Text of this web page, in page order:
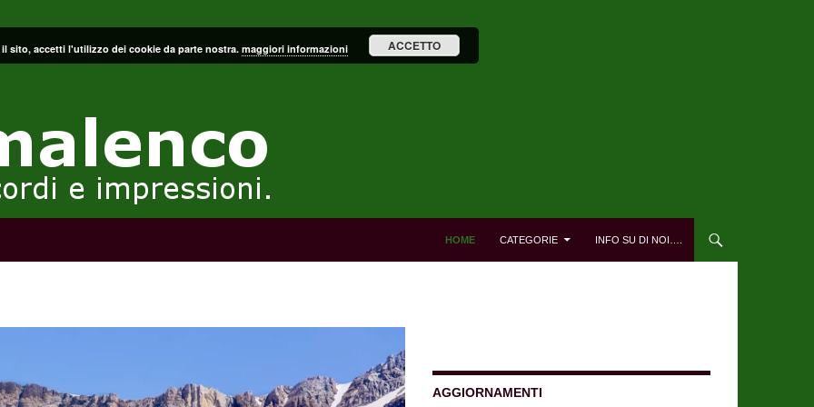
HOME CATEGORIE INFO SU DI NOI….
AGGIORNAMENTI
sito, accetti l'utilizzo dei cookie da parte nostra. maggiori informazioni ACCETTO